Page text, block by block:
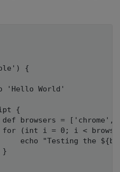
{
'Hello World'
{
browsers = ['chrome',
(int i = 0; i <
echo "Testing the
}